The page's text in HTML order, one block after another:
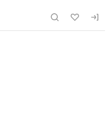
сайту
за